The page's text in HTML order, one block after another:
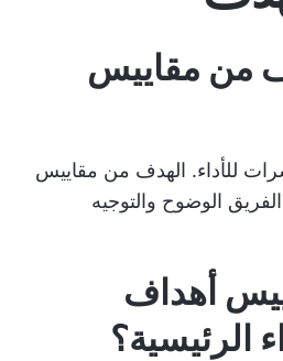
من مقاييس
للأداء. الهدف من مقاييس
الوضوح والتوجيه
أهداف
الرئيسية؟